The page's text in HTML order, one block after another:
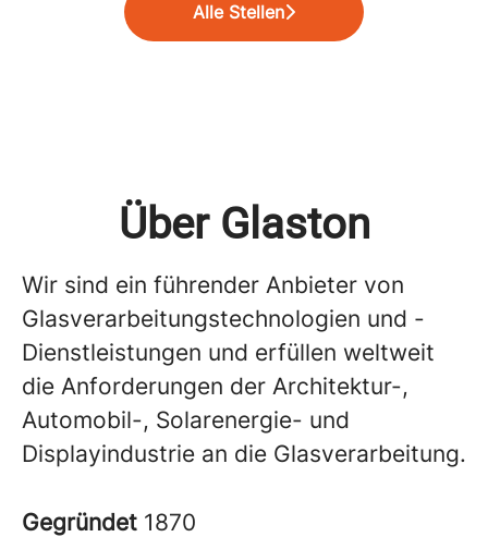
Alle Stellen
Über Glaston
Wir sind ein führender Anbieter von
Glasverarbeitungstechnologien und -
Dienstleistungen und erfüllen weltweit
die Anforderungen der Architektur-,
Automobil-, Solarenergie- und
Displayindustrie an die Glasverarbeitung.
Gegründet 1870